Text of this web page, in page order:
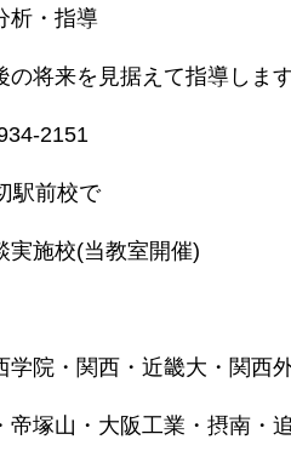
析・指導
将来を見据えて指導します
2151
駅前校で
実施校(当教室開催)
院・関西・近畿大・関西
塚山・大阪工業・摂南・